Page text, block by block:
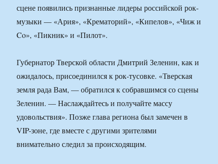
сцене появились признанные лидеры российской рок-
музыки — «Ария», «Крематорий», «Кипелов», «Чиж и
Co», «Пикник» и «Пилот».
Губернатор Тверской области Дмитрий Зеленин, как и
ожидалось, присоединился к рок-тусовке. «Тверская
земля рада Вам, — обратился к собравшимся со сцены
Зеленин. — Наслаждайтесь и получайте массу
удовольствия». Позже глава региона был замечен в
VIP-зоне, где вместе с другими зрителями
внимательно следил за происходящим.